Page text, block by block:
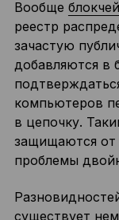
Вообще
реестр
зачастую
добавляются в
компьютеров
в цепочку.
защищаются
проблемы
существует